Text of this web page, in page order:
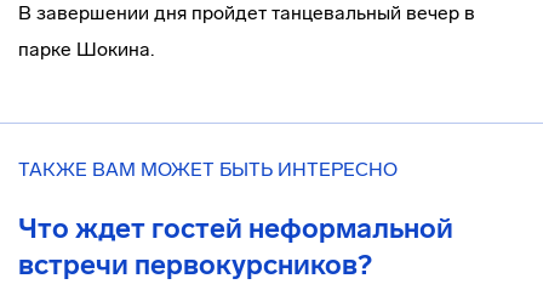
В завершении дня пройдет танцевальный вечер в
парке Шокина.
ТАКЖЕ ВАМ МОЖЕТ БЫТЬ ИНТЕРЕСНО
Что ждет гостей неформальной
встречи первокурсников?